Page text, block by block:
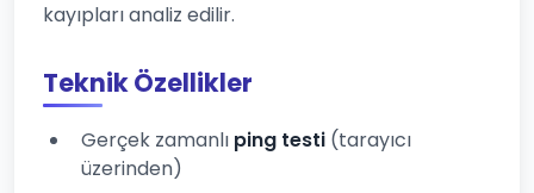
kayıpları analiz edilir.
Teknik Özellikler
Gerçek zamanlı ping testi (tarayıcı
üzerinden)